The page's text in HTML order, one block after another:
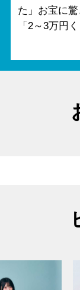
た」お宝に
「2～3万円